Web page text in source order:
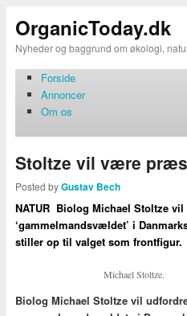
OrganicToday.dk
Nyheder og baggrund om økologi,
Forside
Annoncer
Om os
Stoltze vil være
Posted byGustav Bech
NATUR Biolog Michael Stoltze vil
‘gammelmandsvældet’ i
stiller op til valget som frontfigur.
Michael Stoltze.
Biolog Michael Stoltze vil